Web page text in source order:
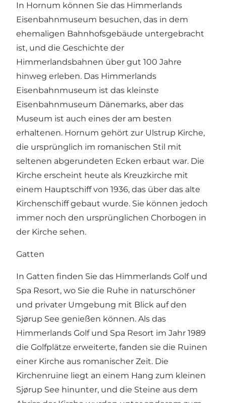
In Hornum können Sie das Himmerlands
Eisenbahnmuseum besuchen, das in dem
ehemaligen Bahnhofsgebäude untergebracht
ist, und die Geschichte der
Himmerlandsbahnen über gut 100 Jahre
hinweg erleben. Das Himmerlands
Eisenbahnmuseum ist das kleinste
Eisenbahnmuseum Dänemarks, aber das
Museum ist auch eines der am besten
erhaltenen. Hornum gehört zur Ulstrup Kirche,
die ursprünglich im romanischen Stil mit
seltenen abgerundeten Ecken erbaut war. Die
Kirche erscheint heute als Kreuzkirche mit
einem Hauptschiff von 1936, das über das alte
Kirchenschiff gebaut wurde. Sie können jedoch
immer noch den ursprünglichen Chorbogen in
der Kirche sehen.
Gatten
In Gatten finden Sie das Himmerlands Golf und
Spa Resort, wo Sie die Ruhe in naturschöner
und privater Umgebung mit Blick auf den
Sjørup See genießen können. Als das
Himmerlands Golf und Spa Resort im Jahr 1989
die Golfplätze erweiterte, fanden sie die Ruinen
einer Kirche aus romanischer Zeit. Die
Kirchenruine liegt an einem Hang zum kleinen
Sjørup See hinunter, und die Steine aus dem